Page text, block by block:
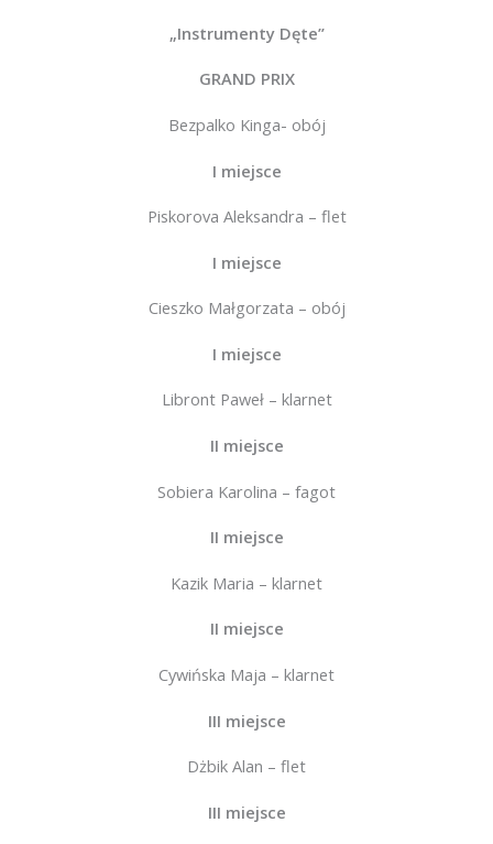
„Instrumenty Dęte”
GRAND PRIX
Bezpalko Kinga- obój
I miejsce
Piskorova Aleksandra – flet
I miejsce
Cieszko Małgorzata – obój
I miejsce
Libront Paweł – klarnet
II miejsce
Sobiera Karolina – fagot
II miejsce
Kazik Maria – klarnet
II miejsce
Cywińska Maja – klarnet
III miejsce
Dżbik Alan – flet
III miejsce